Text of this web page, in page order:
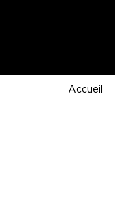
Accueil